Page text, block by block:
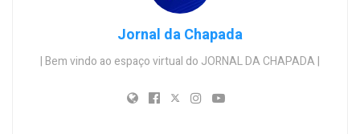
Jornal da Chapada
| Bem vindo ao espaço virtual do JORNAL DA CHAPADA |